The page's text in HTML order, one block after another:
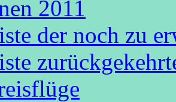
2011
der noch zu